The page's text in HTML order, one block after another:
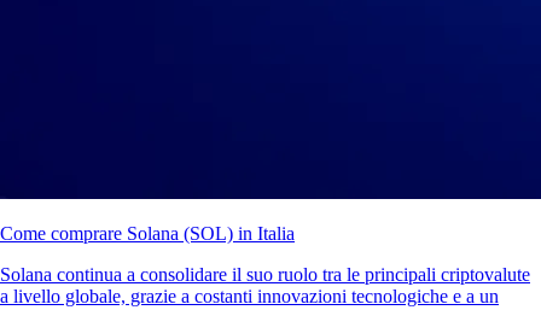
Come comprare Solana (SOL) in Italia
Solana continua a consolidare il suo ruolo tra le principali criptovalute
a livello globale, grazie a costanti innovazioni tecnologiche e a un